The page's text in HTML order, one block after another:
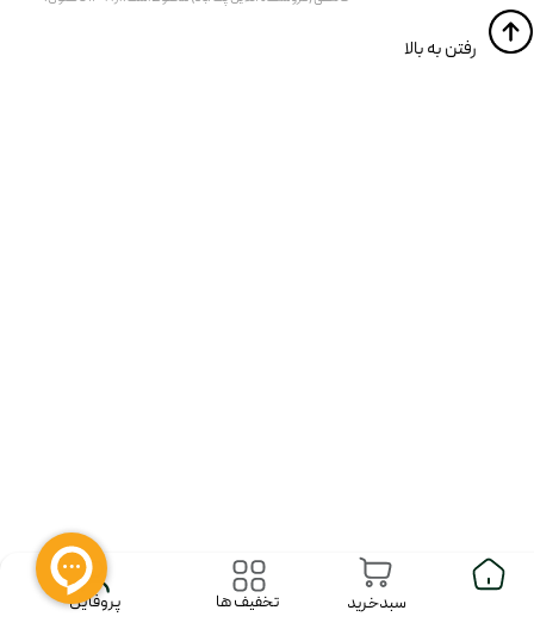
​​رفتن به بالا
سبدخرید تخفیف ها پروفایل